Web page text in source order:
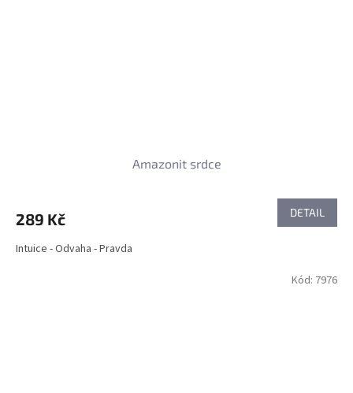
Amazonit srdce
289 Kč DETAIL
Intuice - Odvaha - Pravda
Kód: 7976